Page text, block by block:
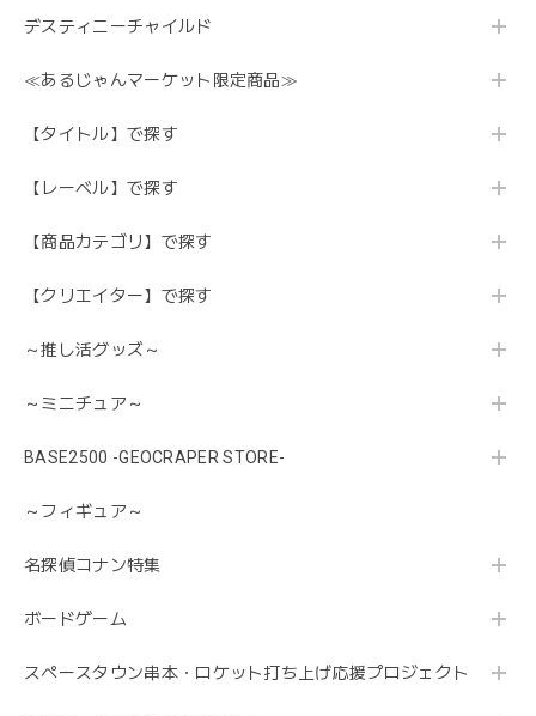
デスティニーチャイルド
≪あるじゃんマーケット限定商品≫
【タイトル】で探す
【レーベル】で探す
【商品カテゴリ】で探す
【クリエイター】で探す
～推し活グッズ～
～ミニチュア～
BASE2500 -GEOCRAPER STORE-
～フィギュア～
名探偵コナン特集
ボードゲーム
スペースタウン串本・ロケット打ち上げ応援プロジェクト